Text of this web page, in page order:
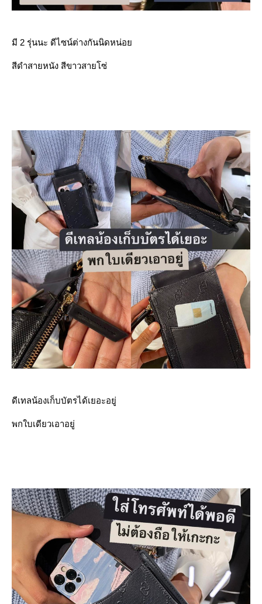
มี 2 รุ่นนะ ดีไซน์ต่างกันนิดหน่อ
สีดำสายหนัง สีขาวสายโซ่
ดีเทลน้องเก็บบัตรได้เยอะอยู่
พกใบเดียวเอาอยู่